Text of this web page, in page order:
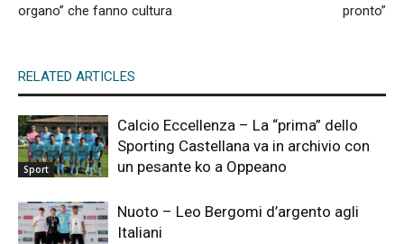
organo” che fanno cultura pronto”
RELATED ARTICLES
Sport
Calcio Eccellenza – La “prima” dello
Sporting Castellana va in archivio con
un pesante ko a Oppeano
Nuoto – Leo Bergomi d’argento agli
Italiani